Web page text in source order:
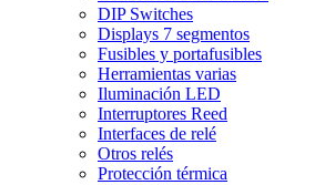
DIP Switches
Displays 7 segmentos
Fusibles y portafusibles
Herramientas varias
Iluminación LED
Interruptores Reed
Interfaces de relé
Otros relés
Protección térmica